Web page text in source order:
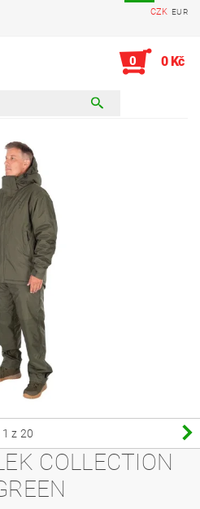
CZK EUR
0 0 Kč
1 z 20
COLLECTION